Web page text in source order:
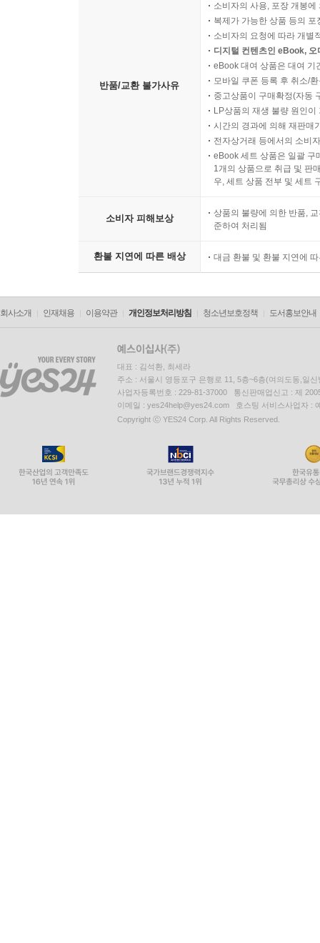
반품/교환 불가사유
소비자의 사용, 포장 개봉
복제가 가능한 상품 등의
소비자의 요청에 따라 개별
디지털 컨텐츠인 eBook,
eBook 대여 상품은 대여 기
모바일 쿠폰 등록 후 취소/
중고상품이 구매확정(자동
LP상품의 재생 불량 원인
시간의 경과에 의해 재판매
전자상거래 등에서의 소비
eBook 세트 상품은 일괄 구
1개의 상품으로 취급 및 판
우, 세트 상품 전부 및 세트
소비자 피해보상
상품의 불량에 의한 반품,
준하여 처리됨
환불 지연에 따른 배상 대금 환불 및 환불 지연에
회사소개 인재채용 이용약관 개인정보처리방침 청소년보호정책 도서홍보안내
대표 : 김석환, 최세라
주소 : 서울시 영등포구 은행로 11, 5층~6층(여의도동,일신
사업자등록번호 : 229-81-37000 통신판매업신고 : 제
이메일 : yes24help@yes24.com 호스팅 서비스사업자 :
Copyright ⓒ YES24 Corp. All Rights Reserved.